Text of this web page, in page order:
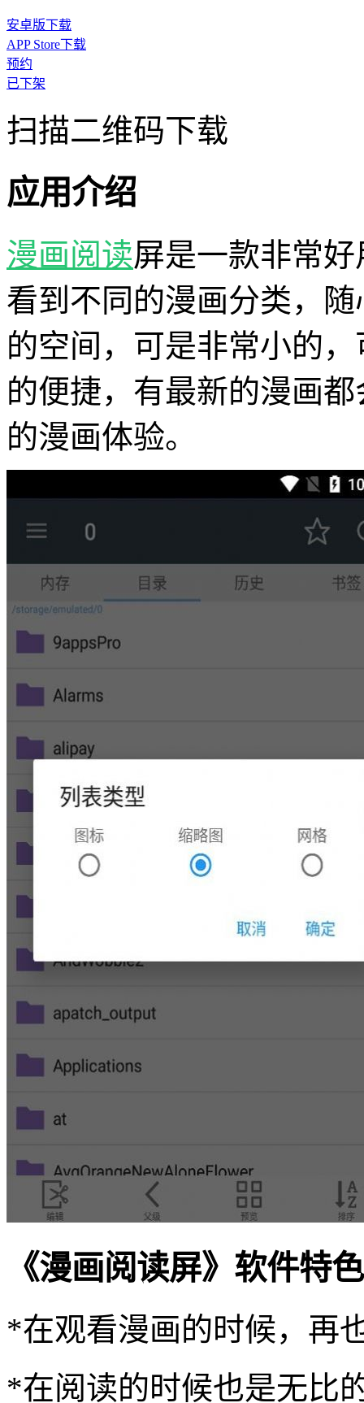
安卓版下载
APP Store下载
预约
已下架
扫描二维码下载
应用介绍
漫画阅读屏是一款非常好
看到不同的漫画分类，
的空间，可是非常小的
的便捷，有最新的漫画
的漫画体验。
《漫画阅读屏》软件特
*在观看漫画的时候，再
*在阅读的时候也是无比